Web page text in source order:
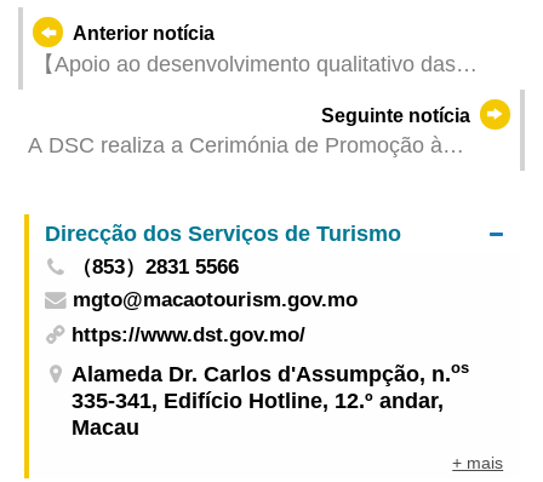
Anterior notícia
【Apoio ao desenvolvimento qualitativo das
empresas】 “Sessão de partilha sobre planos de
valorização inteligente do sector de restauração
de Macau” realizar-se-á no dia 29 de Junho no
Seguinte notícia
A DSC realiza a Cerimónia de Promoção à
Direcção dos Serviços de Turismo
（853）2831 5566
mgto@macaotourism.gov.mo
https://www.dst.gov.mo/
Alameda Dr. Carlos d'Assumpção, n.os
335-341, Edifício Hotline, 12.º andar,
Macau
+ mais